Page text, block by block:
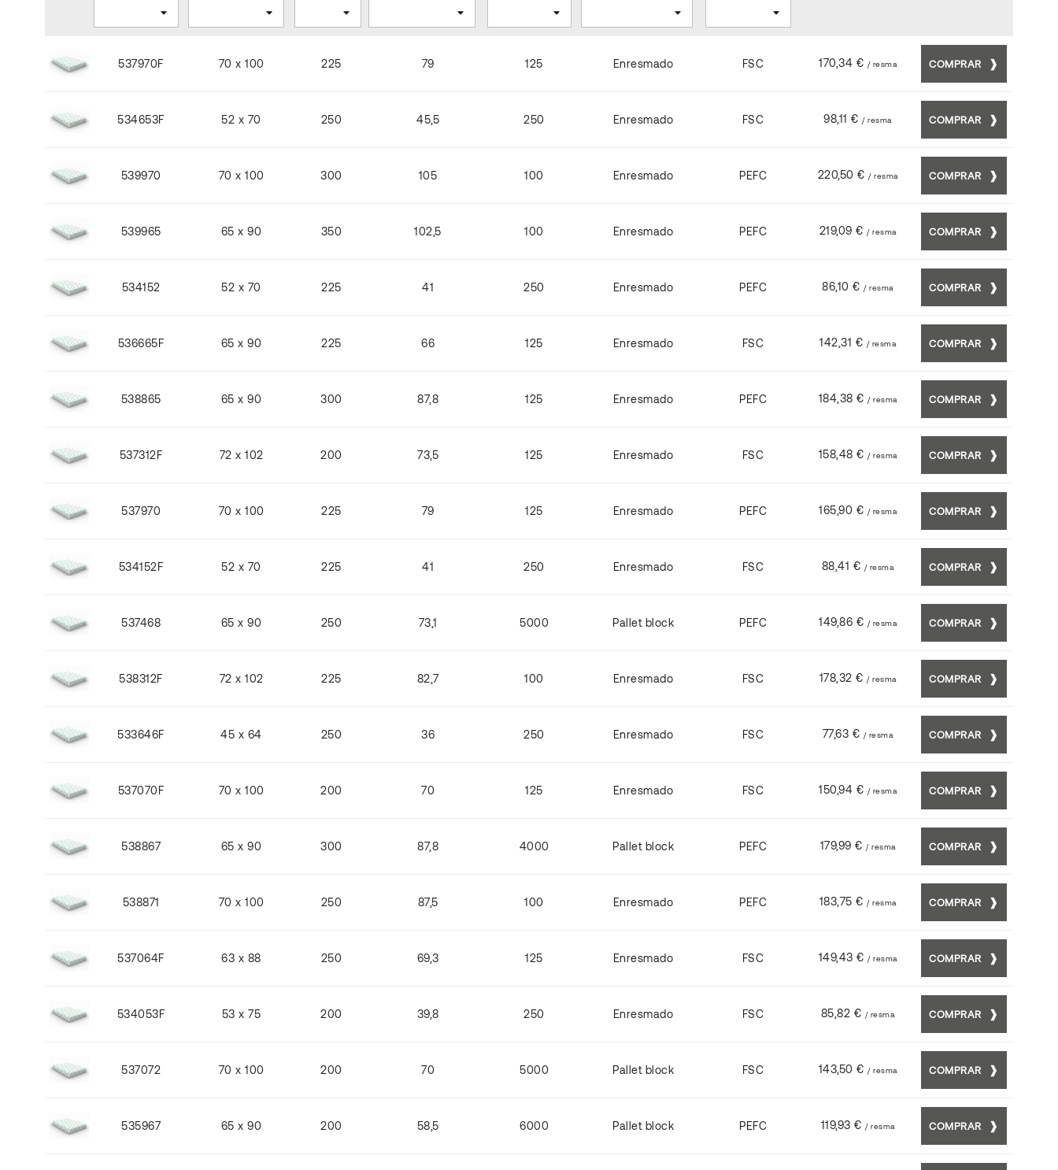
537970F 70 x 100 225 79 125 Enresmado FSC 170,34 € / resma COMPRAR
534653F 52 x 70 250 45,5 250 Enresmado FSC 98,11 € / resma COMPRAR
539970 70 x 100 300 105 100 Enresmado PEFC 220,50 € / resma COMPRAR
539965 65 x 90 350 102,5 100 Enresmado PEFC 219,09 € / resma COMPRAR
534152 52 x 70 225 41 250 Enresmado PEFC 86,10 € / resma COMPRAR
536665F 65 x 90 225 66 125 Enresmado FSC 142,31 € / resma COMPRAR
538865 65 x 90 300 87,8 125 Enresmado PEFC 184,38 € / resma COMPRAR
537312F 72 x 102 200 73,5 125 Enresmado FSC 158,48 € / resma COMPRAR
537970 70 x 100 225 79 125 Enresmado PEFC 165,90 € / resma COMPRAR
534152F 52 x 70 225 41 250 Enresmado FSC 88,41 € / resma COMPRAR
537468 65 x 90 250 73,1 5000 Pallet block PEFC 149,86 € / resma COMPRAR
538312F 72 x 102 225 82,7 100 Enresmado FSC 178,32 € / resma COMPRAR
533646F 45 x 64 250 36 250 Enresmado FSC 77,63 € / resma COMPRAR
537070F 70 x 100 200 70 125 Enresmado FSC 150,94 € / resma COMPRAR
538867 65 x 90 300 87,8 4000 Pallet block PEFC 179,99 € / resma COMPRAR
538871 70 x 100 250 87,5 100 Enresmado PEFC 183,75 € / resma COMPRAR
537064F 63 x 88 250 69,3 125 Enresmado FSC 149,43 € / resma COMPRAR
534053F 53 x 75 200 39,8 250 Enresmado FSC 85,82 € / resma COMPRAR
537072 70 x 100 200 70 5000 Pallet block FSC 143,50 € / resma COMPRAR
535967 65 x 90 200 58,5 6000 Pallet block PEFC 119,93 € / resma COMPRAR